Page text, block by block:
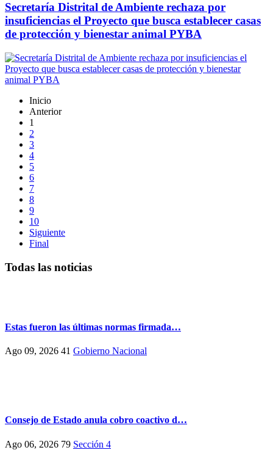
Secretaría Distrital de Ambiente rechaza por
insuficiencias el Proyecto que busca establecer casas
de protección y bienestar animal PYBA
Inicio
Anterior
1
2
3
4
5
6
7
8
9
10
Siguiente
Final
Todas las noticias
Estas fueron las últimas normas firmada…
Ago 09, 2026 41 Gobierno Nacional
Consejo de Estado anula cobro coactivo d…
Ago 06, 2026 79 Sección 4